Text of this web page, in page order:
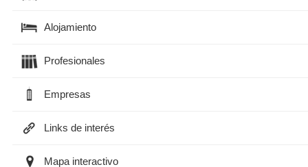
Alojamiento
Profesionales
Empresas
Links de interés
Mapa interactivo